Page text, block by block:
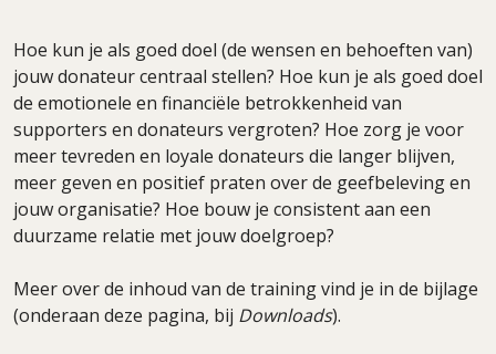
Hoe kun je als goed doel (de wensen en behoeften van)
jouw donateur centraal stellen? Hoe kun je als goed doel
de emotionele en financiële betrokkenheid van
supporters en donateurs vergroten? Hoe zorg je voor
meer tevreden en loyale donateurs die langer blijven,
meer geven en positief praten over de geefbeleving en
jouw organisatie? Hoe bouw je consistent aan een
duurzame relatie met jouw doelgroep?
Meer over de inhoud van de training vind je in de bijlage
(onderaan deze pagina, bij Downloads).